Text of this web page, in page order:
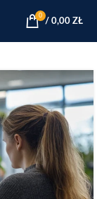
0
/ 0,00 ZŁ